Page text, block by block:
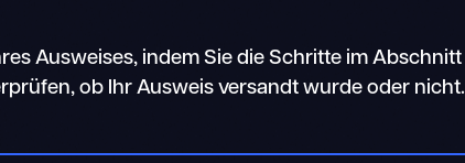
Ausweises, indem Sie die Schritte im Abschnitt
ob Ihr Ausweis versandt wurde oder nicht.